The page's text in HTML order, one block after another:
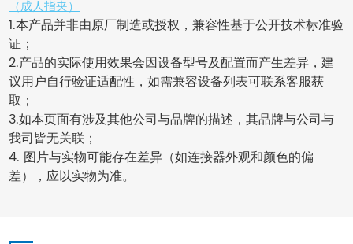
（成人指夹）
1.本产品并非由原厂制造或授权，兼容性基于公开技术标准验
证；
2.产品的实际使用效果会因设备型号及配置而产生差异，建
议用户自行验证适配性，如需兼容设备列表可联系客服获
取；
3.如本页面有涉及其他公司与品牌的描述，其品牌与公司与
我司皆无关联；
4. 图片与实物可能存在差异（如连接器外观和颜色的偏
差），应以实物为准。